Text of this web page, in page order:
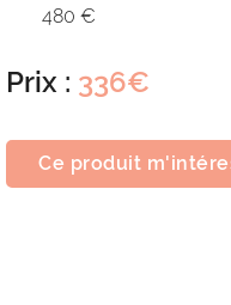
480 €
Prix : 336€
Ce produit